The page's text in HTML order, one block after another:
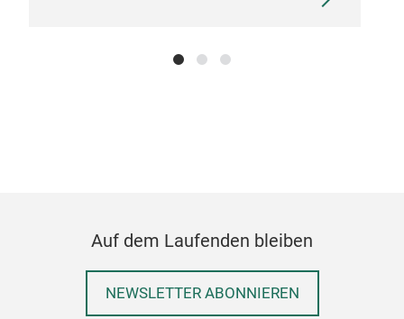
Auf dem Laufenden bleiben
NEWSLETTER ABONNIEREN